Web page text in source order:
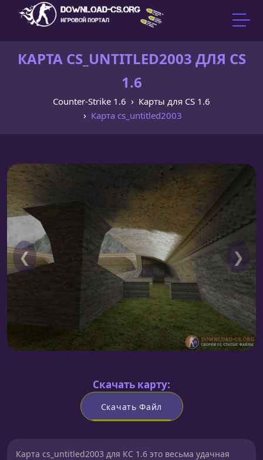
КАРТА CS_UNTITLED2003 ДЛЯ CS
1.6
Counter-Strike 1.6
Карты для CS 1.6
Карта cs_untitled2003
❮ ❯
Скачать карту:
Скачать Файл
Карта cs_untitled2003 для КС 1.6 это весьма удачная